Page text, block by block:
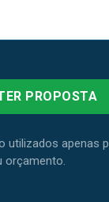
utilizados apenas
orçamento.